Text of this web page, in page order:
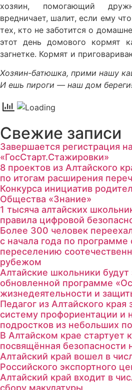
хозяин, помогающий
вредничает, шалит, если ему
тех, кто не заботится о
этот день домового кормят
загнетке. Кормят и
Хозяин-батюшка, прими нашу
И ешь пироги — наш дом
Свежие записи
Завершается регистрация
«ГосСтарт.Стажировки»
8 проектов из Алтайского
по итогам расширения
Конкурса инициатив
Общества «Знание»
1 тысяча алтайских
правила цифровой
Более 300 человек
с начала года по программе
переселению
рубежом
Алтайские школьники будут
обновленной программе
жизнедеятельности и
Педагог из Алтайского края
систему профориентации и
подростков из небольших
В Алтайском крае стартует
посвящённая безопасности
Алтайский край вошел в
Российского экспортного
Алтайский край входит в
сбору макулатуры